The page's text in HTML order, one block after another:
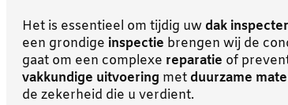
Het is essentieel om tijdig uw dak
een grondige inspectie brengen wij de
gaat om een complexe reparatie of
vakkundige uitvoering met duurzame
de zekerheid die u verdient.